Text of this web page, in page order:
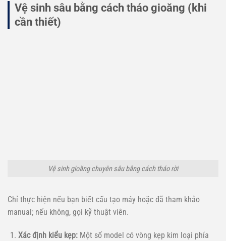
Vệ sinh sâu bằng cách tháo gioăng (khi
cần thiết)
Vệ sinh gioăng chuyên sâu bằng cách tháo rời
Chỉ thực hiện nếu bạn biết cấu tạo máy hoặc đã tham khảo
manual; nếu không, gọi kỹ thuật viên.
Xác định kiểu kẹp:Một số model có vòng kẹp kim loại phía